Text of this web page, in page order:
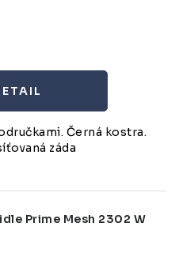
Černá kostra.
záda
Prime Mesh 2302 W